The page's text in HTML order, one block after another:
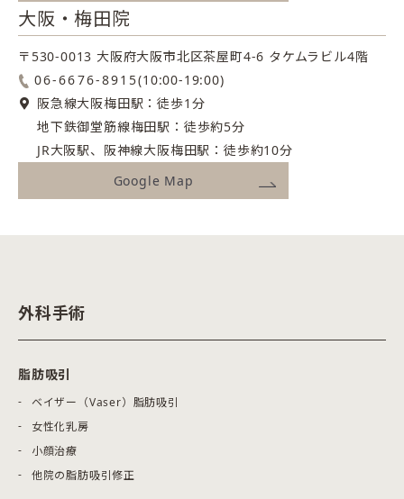
大阪・梅田院
〒530-0013 大阪府大阪市北区茶屋町4-6 タケムラビル4階
06-6676-8915(10:00-19:00)
阪急線大阪梅田駅：徒歩1分
地下鉄御堂筋線梅田駅：徒歩約5分
JR大阪駅、阪神線大阪梅田駅：徒歩約10分
Google Map
外科手術
脂肪吸引
ベイザー（Vaser）脂肪吸引
女性化乳房
小顔治療
他院の脂肪吸引修正